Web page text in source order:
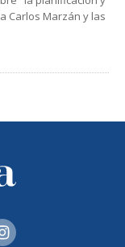
Carlos Marzán y las